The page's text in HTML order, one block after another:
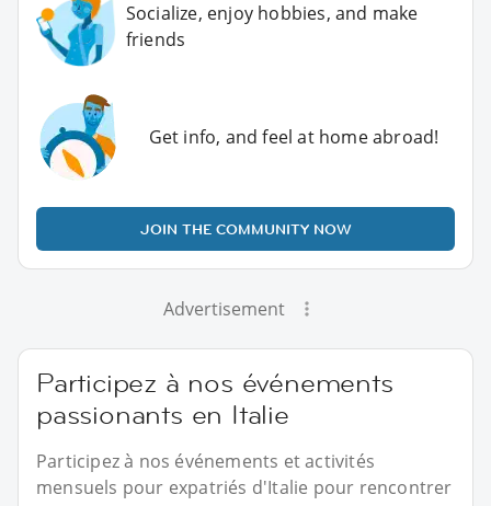
Socialize, enjoy hobbies, and make
friends
Get info, and feel at home abroad!
JOIN THE COMMUNITY NOW
Advertisement
Participez à nos événements
passionants en Italie
Participez à nos événements et activités
mensuels pour expatriés d'Italie pour rencontrer